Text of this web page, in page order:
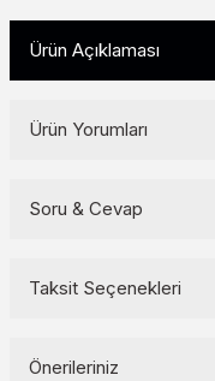
Ürün Açıklaması
Ürün Yorumları
Soru & Cevap
Ürün
Taksit Seçenekleri
Önerileriniz